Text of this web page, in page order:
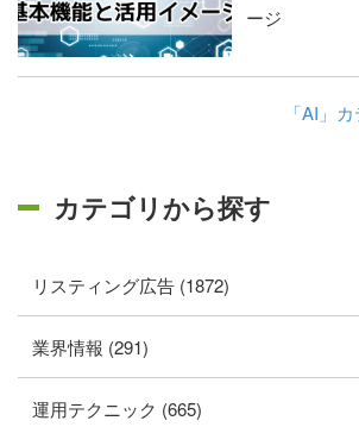
ージ
「AI」
カテゴリから探す
リスティング広告 (1872)
業界情報 (291)
運用テクニック (665)